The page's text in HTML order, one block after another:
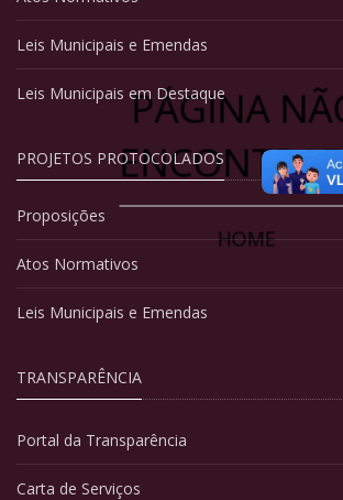
PÁGINA
HOME
Leis Municipais e Emendas
Leis Municipais em Destaque
PROJETOS PROTOCOLADOS
Proposições
Atos Normativos
Leis Municipais e Emendas
TRANSPARÊNCIA
Portal da Transparência
Carta de Serviços